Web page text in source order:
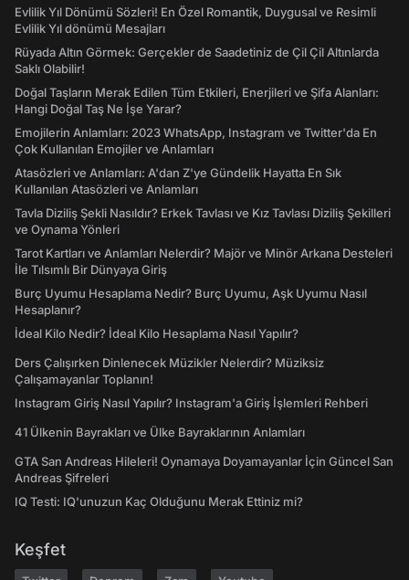
Evlilik Yıl Dönümü Sözleri! En Özel Romantik, Duygusal ve Resimli
Evlilik Yıl dönümü Mesajları
Rüyada Altın Görmek: Gerçekler de Saadetiniz de Çil Çil Altınlarda
Saklı Olabilir!
Doğal Taşların Merak Edilen Tüm Etkileri, Enerjileri ve Şifa Alanları:
Hangi Doğal Taş Ne İşe Yarar?
Emojilerin Anlamları: 2023 WhatsApp, Instagram ve Twitter'da En
Çok Kullanılan Emojiler ve Anlamları
Atasözleri ve Anlamları: A'dan Z'ye Gündelik Hayatta En Sık
Kullanılan Atasözleri ve Anlamları
Tavla Diziliş Şekli Nasıldır? Erkek Tavlası ve Kız Tavlası Diziliş Şekilleri
ve Oynama Yönleri
Tarot Kartları ve Anlamları Nelerdir? Majör ve Minör Arkana Desteleri
İle Tılsımlı Bir Dünyaya Giriş
Burç Uyumu Hesaplama Nedir? Burç Uyumu, Aşk Uyumu Nasıl
Hesaplanır?
İdeal Kilo Nedir? İdeal Kilo Hesaplama Nasıl Yapılır?
Ders Çalışırken Dinlenecek Müzikler Nelerdir? Müziksiz
Çalışamayanlar Toplanın!
Instagram Giriş Nasıl Yapılır? Instagram'a Giriş İşlemleri Rehberi
41 Ülkenin Bayrakları ve Ülke Bayraklarının Anlamları
GTA San Andreas Hileleri! Oynamaya Doyamayanlar İçin Güncel San
Andreas Şifreleri
IQ Testi: IQ'unuzun Kaç Olduğunu Merak Ettiniz mi?
Keşfet